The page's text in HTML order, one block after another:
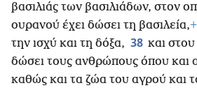
βασιλιάς των βασιλιάδων, στον
ουρανού έχει δώσει τη βασιλεία,+
την ισχύ και τη δόξα, 38 και στου
δώσει τους ανθρώπους όπου και
καθώς και τα ζώα του αγρού και